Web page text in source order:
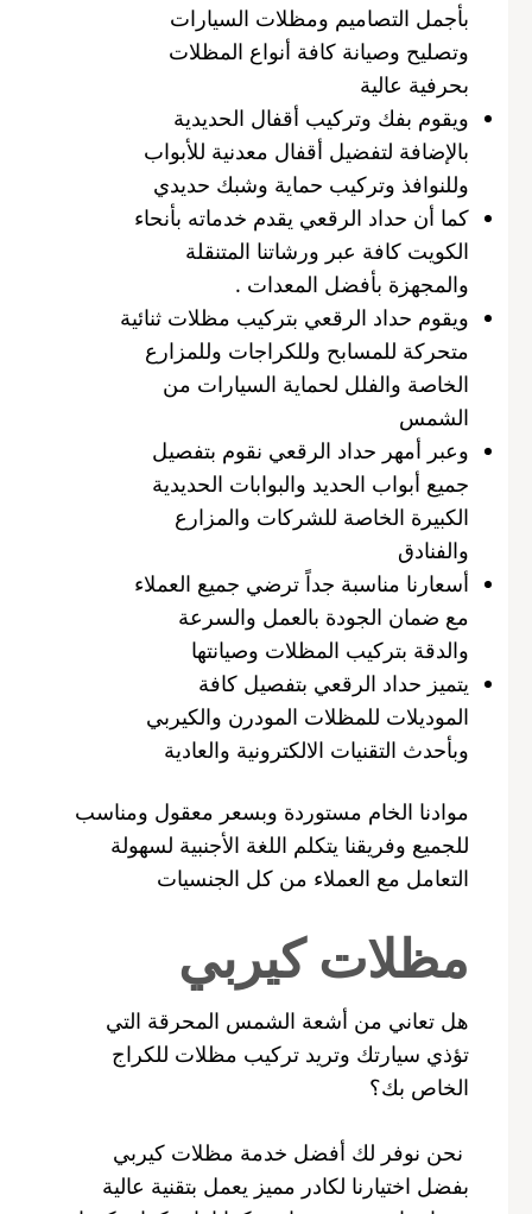
بأجمل التصاميم ومظلات السيارات
وتصليح وصيانة كافة أنواع المظلات
بحرفية عالية
ويقوم بفك وتركيب أقفال الحديدية
بالإضافة لتفضيل أقفال معدنية للأبواب
وللنوافذ وتركيب حماية وشبك حديدي
كما أن حداد الرقعي يقدم خدماته بأنحاء
الكويت كافة عبر ورشاتنا المتنقلة
والمجهزة بأفضل المعدات .
ويقوم حداد الرقعي بتركيب مظلات ثنائية
متحركة للمسابح وللكراجات وللمزارع
الخاصة والفلل لحماية السيارات من
الشمس
وعبر أمهر حداد الرقعي نقوم بتفصيل
جميع أبواب الحديد والبوابات الحديدية
الكبيرة الخاصة للشركات والمزارع
والفنادق
أسعارنا مناسبة جداً ترضي جميع العملاء
مع ضمان الجودة بالعمل والسرعة
والدقة بتركيب المظلات وصيانتها
يتميز حداد الرقعي بتفصيل كافة
الموديلات للمظلات المودرن والكيربي
وبأحدث التقنيات الالكترونية والعادية
موادنا الخام مستوردة وبسعر معقول ومناسب
للجميع وفريقنا يتكلم اللغة الأجنبية لسهولة
التعامل مع العملاء من كل الجنسيات
مظلات كيربي
هل تعاني من أشعة الشمس المحرقة التي
تؤذي سيارتك وتريد تركيب مظلات للكراج
الخاص بك؟
نحن نوفر لك أفضل خدمة مظلات كيربي
بفضل اختيارنا لكادر مميز يعمل بتقنية عالية